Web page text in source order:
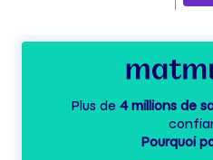
Plus de 4 millions de
Pourquoi